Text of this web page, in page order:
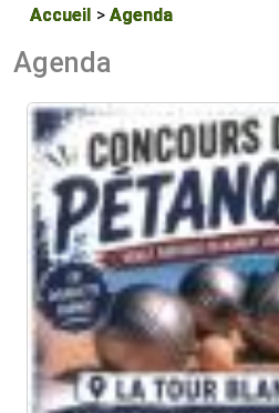
Accueil Agenda
Agenda